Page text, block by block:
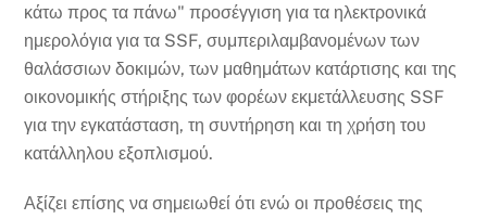
κάτω προς τα πάνω" προσέγγιση για τα ηλεκτρονικά
ημερολόγια για τα SSF, συμπεριλαμβανομένων των
θαλάσσιων δοκιμών, των μαθημάτων κατάρτισης και της
οικονομικής στήριξης των φορέων εκμετάλλευσης SSF
για την εγκατάσταση, τη συντήρηση και τη χρήση του
κατάλληλου εξοπλισμού.
Αξίζει επίσης να σημειωθεί ότι ενώ οι προθέσεις της